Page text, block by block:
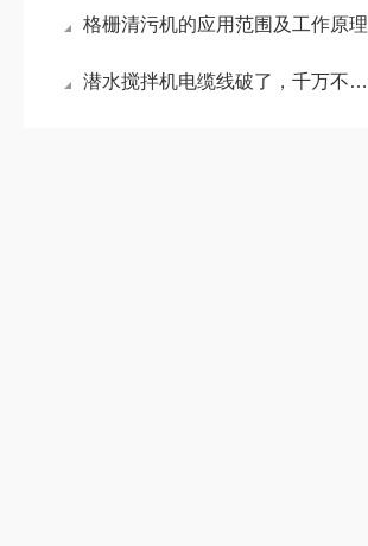
格栅清污机的应用范围及工作原理
潜水搅拌机电缆线破了，千万不要有侥幸心理